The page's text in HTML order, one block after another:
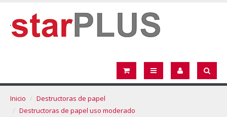
Inicio
Destructoras de papel
Destructoras de papel uso moderado